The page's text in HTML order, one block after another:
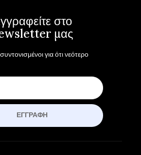
στο
μας
για ότι νεότερο
ΕΓΓΡΑΦΉ